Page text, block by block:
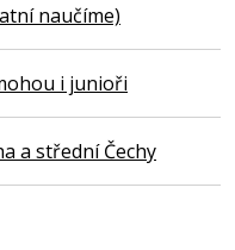
naučíme)
i junioři
a střední Čechy